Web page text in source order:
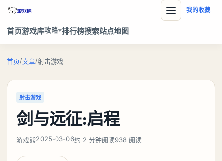
首页游戏库攻略 排行榜搜索站点地图
我的收藏
首页/文章/射击游戏
射击游戏
剑与远征:启程
游戏熊2025-03-06约 2 分钟阅读938 阅读